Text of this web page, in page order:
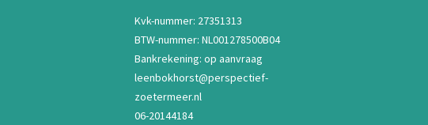
Kvk-nummer: 27351313
BTW-nummer: NL001278500B04
Bankrekening: op aanvraag
leenbokhorst@perspectief-
zoetermeer.nl
06-20144184